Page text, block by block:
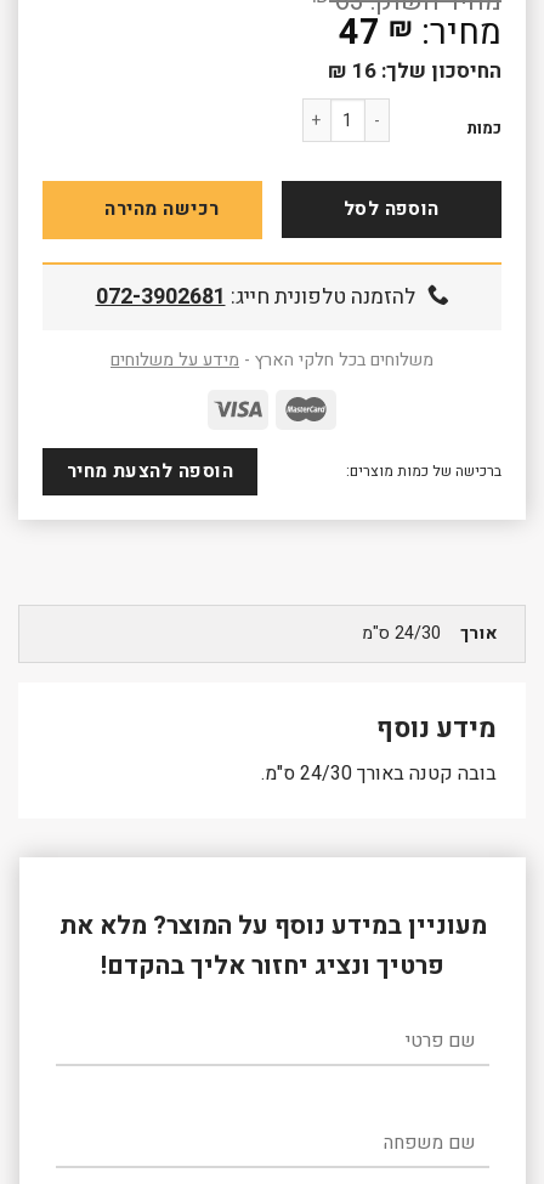
47 ₪
החיסכון שלך: ₪
כמות
כמות של בובה 24/30 ס"מ P-140019
הוספה לסל רכישה מהירה
להזמנה טלפונית חייג:072-3902681
משלוחים בכל חלקי הארץ - מידע על משלוחים
ברכישה של כמות מוצרים: הוספה להצעת מחיר
אורך 24/30 ס"מ
מידע נוסף
בובה קטנה באורך 24/30 ס"מ.
מעוניין במידע נוסף על המוצר? מלא את
פרטיך ונציג יחזור אליך בהקדם!
שם פרטי
שם משפחה